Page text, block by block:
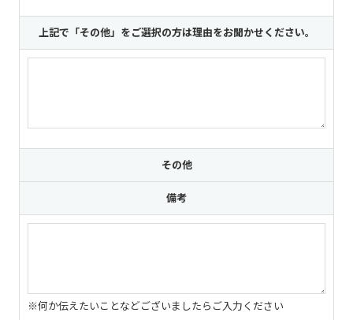
上記で「その他」をご選択の方は理由をお聞かせください。
その他
備考
※何か伝えたいことなどございましたらご入力ください